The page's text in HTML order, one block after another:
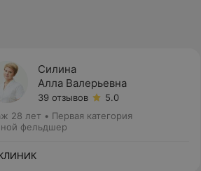
Силина
Алла Валерьевна
39 отзывов
5.0
28 лет • Первая категория
фельдшер